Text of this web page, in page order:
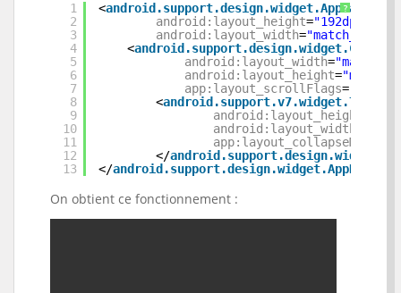
?
1
2
3
4
5
6
7
8
9
10
11
12
13
<
android:layout_height="192dp"
android:layout_width=
<
android:layout_width=
android:layout_height=
app:layout_scrollFlags=
<android.support.v7.widget.Toolbar
android:layout_height
android:layout_width
app:layout_collapseMode
</
</
On obtient ce fonctionnement :